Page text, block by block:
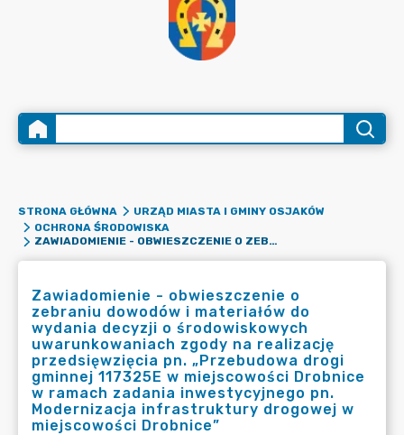
STRONA GŁÓWNA
URZĄD MIASTA I GMINY OSJAKÓW
OCHRONA ŚRODOWISKA
ZAWIADOMIENIE - OBWIESZCZENIE O ZEBRANIU DOWODÓW I MATERIAŁÓW DO WYDANIA DECYZJI O ŚRODOWISKOWYCH UWARUNKOWANIACH ZGODY NA REALIZACJĘ PRZEDSIĘWZIĘCIA PN. „PRZEBUDOWA DROGI GMINNEJ 117325E W MIEJSCOWOŚCI DROBNICE W RAMACH ZADANIA INWESTYCYJNEGO PN. MODERNIZACJA INFRASTRUKTURY DROGOWEJ W MIEJSCOWOŚCI DROBNICE”
Zawiadomienie - obwieszczenie o
zebraniu dowodów i materiałów do
wydania decyzji o środowiskowych
uwarunkowaniach zgody na realizację
przedsięwzięcia pn. „Przebudowa drogi
gminnej 117325E w miejscowości Drobnice
w ramach zadania inwestycyjnego pn.
Modernizacja infrastruktury drogowej w
miejscowości Drobnice”